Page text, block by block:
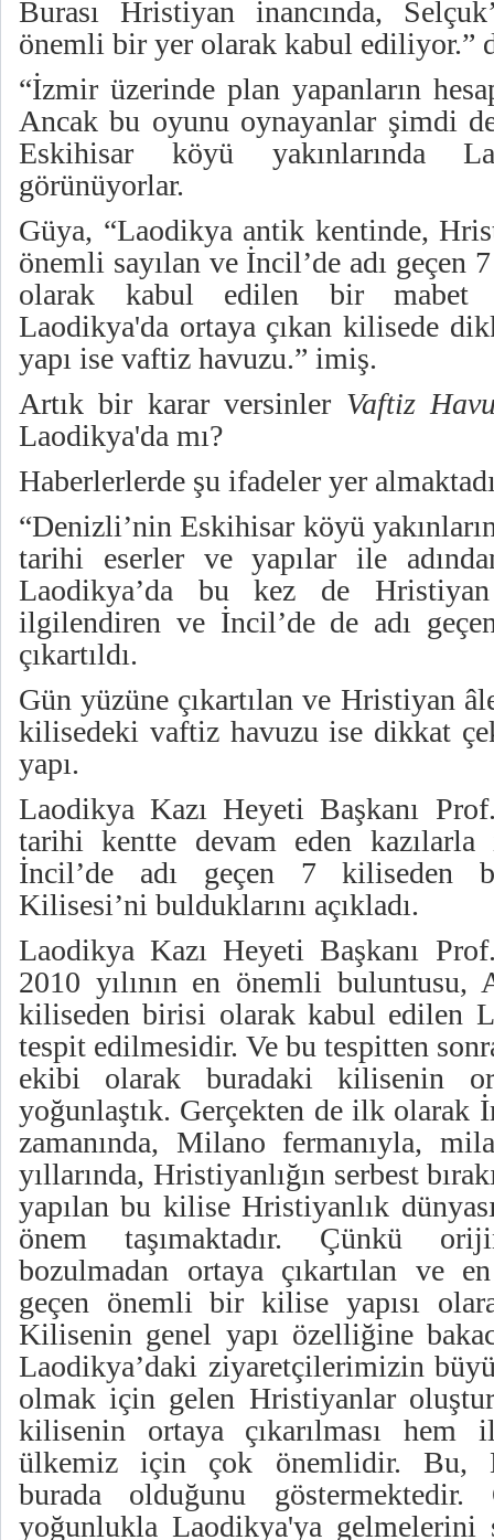
Burası Hristiyan inancında,
önemli bir yer olarak kabul ediliyor.”
“İzmir üzerinde plan yapanların
Ancak bu oyunu oynayanlar şimdi
Eskihisar köyü yakınlarında
görünüyorlar.
Güya, “Laodikya antik kentinde,
önemli sayılan ve İncil’de adı geçen
olarak kabul edilen bir mabet
Laodikya'da ortaya çıkan kilisede
yapı ise vaftiz havuzu.” imiş.
Artık bir karar versinler Vaftiz
Laodikya'da mı?
Haberlerlerde şu ifadeler yer
“Denizli’nin Eskihisar köyü
tarihi eserler ve yapılar ile
Laodikya’da bu kez de
ilgilendiren ve İncil’de de adı
çıkartıldı.
Gün yüzüne çıkartılan ve Hristiyan
kilisedeki vaftiz havuzu ise dikkat
yapı.
Laodikya Kazı Heyeti Başkanı
tarihi kentte devam eden
İncil’de adı geçen 7 kiliseden
Kilisesi’ni bulduklarını açıkladı.
Laodikya Kazı Heyeti Başkanı
2010 yılının en önemli buluntusu,
kiliseden birisi olarak kabul edilen
tespit edilmesidir. Ve bu tespitten
ekibi olarak buradaki kilisenin
yoğunlaştık. Gerçekten de ilk olarak
zamanında, Milano fermanıyla,
yıllarında, Hristiyanlığın serbest
yapılan bu kilise Hristiyanlık
önem taşımaktadır. Çünkü
bozulmadan ortaya çıkartılan ve
geçen önemli bir kilise yapısı
Kilisenin genel yapı özelliğine
Laodikya’daki ziyaretçilerimizin
olmak için gelen Hristiyanlar
kilisenin ortaya çıkarılması
ülkemiz için çok önemlidir. Bu,
burada olduğunu göstermektedir.
yoğunlukla Laodikya'ya gelmelerini